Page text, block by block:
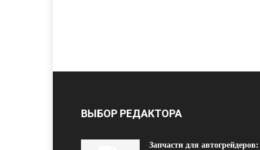
ВЫБОР РЕДАКТОРА
Запчасти для автогрейдеров: